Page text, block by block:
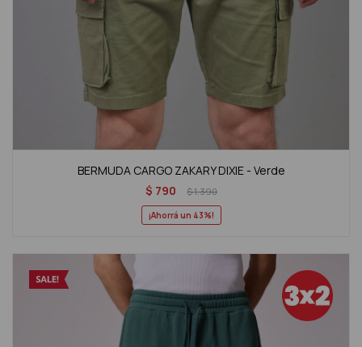
BERMUDA CARGO ZAKARY DIXIE - Verde
$ 790 $1.390
43